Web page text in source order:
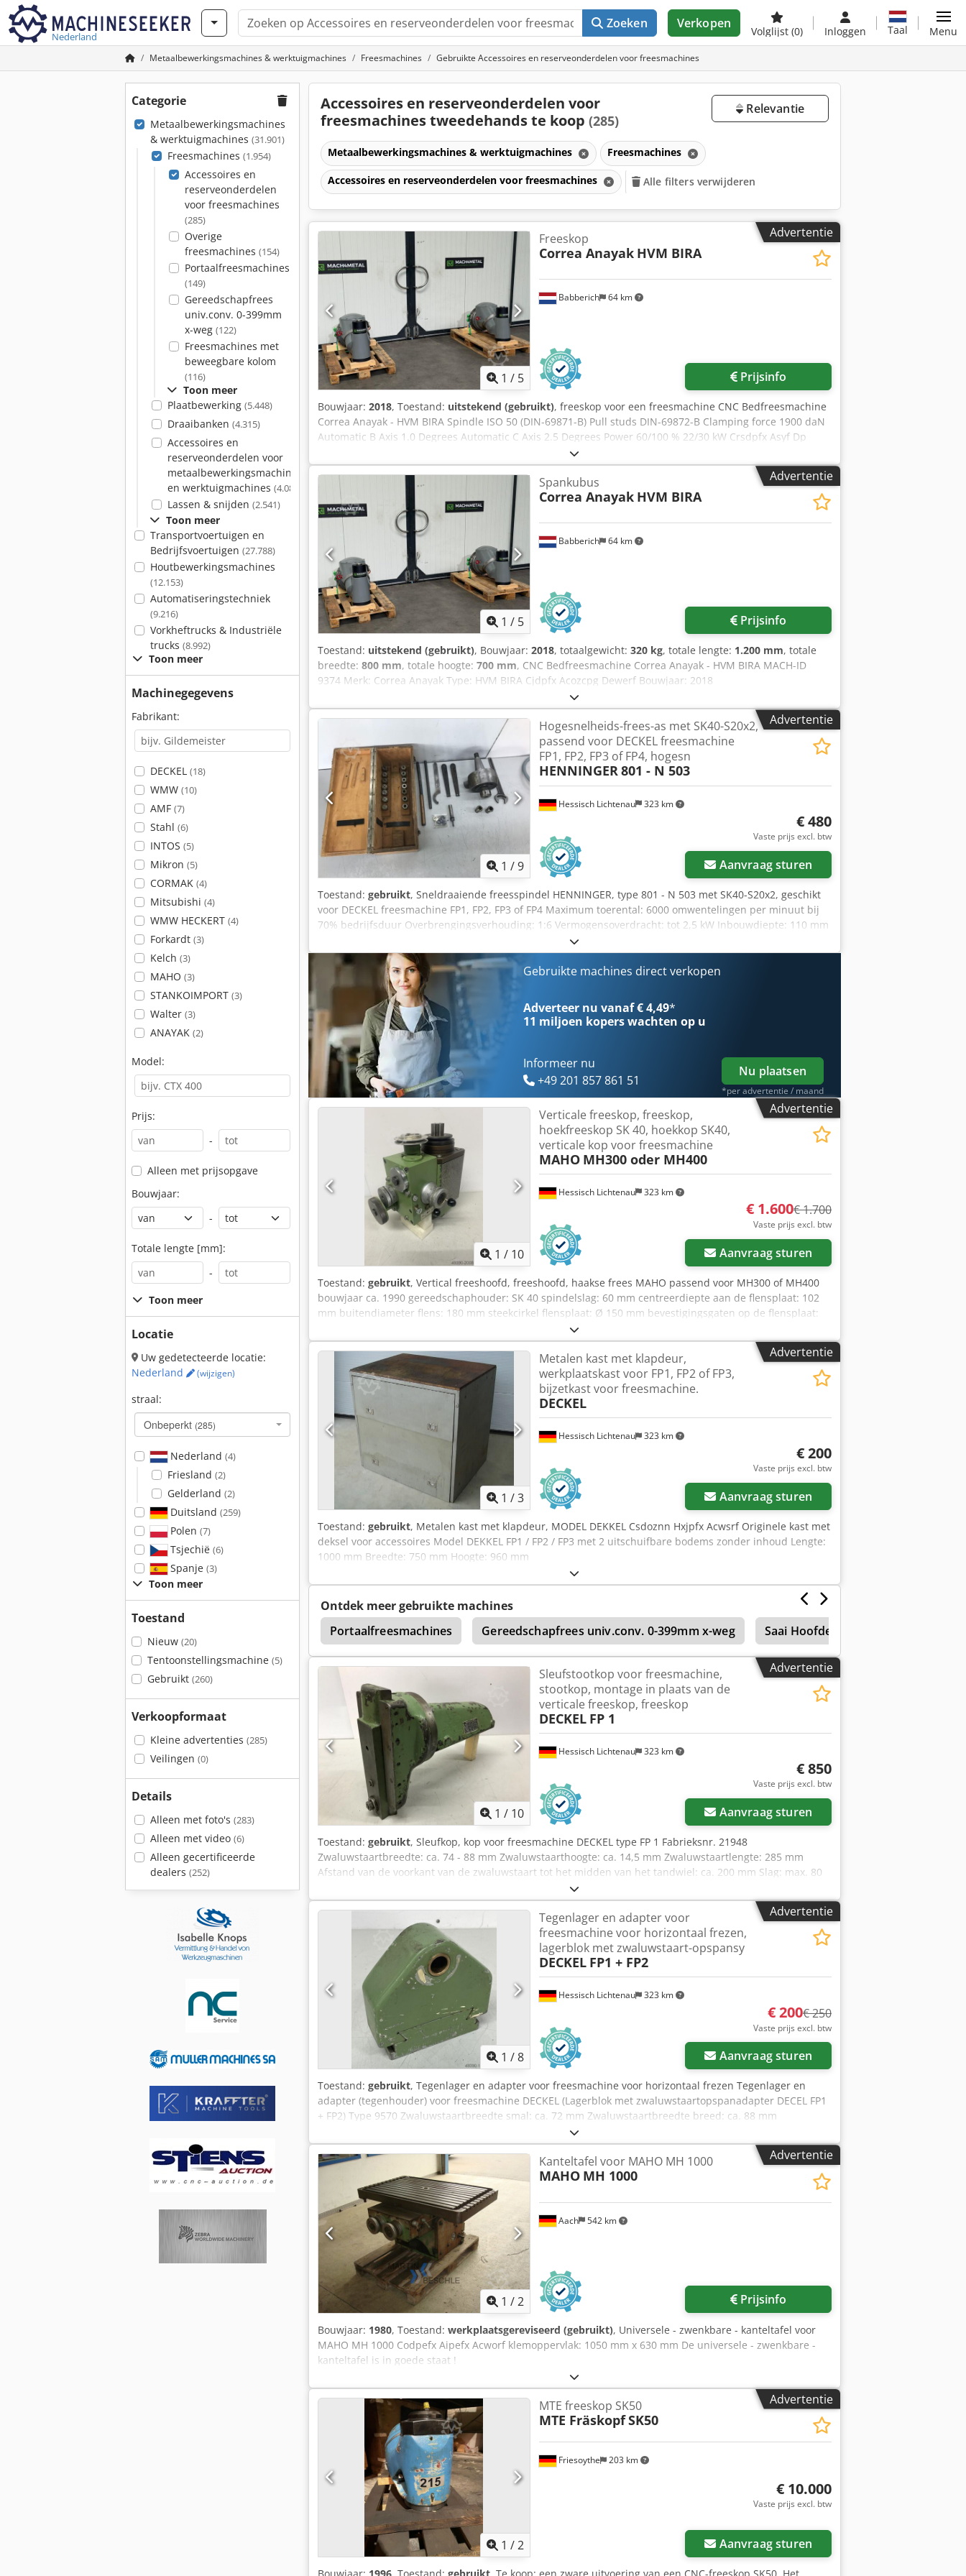
Nederland
Zoeken Verkopen
Volglijst (0) Inloggen Taal Menu
Metaalbewerkingsmachines & werktuigmachines Freesmachines Gebruikte Accessoires en reserveonderdelen voor freesmachines
Categorie
Metaalbewerkingsmachines
& werktuigmachines (31.901)
Freesmachines (1.954)
Accessoires en
reserveonderdelen
voor freesmachines
(285)
Overige
freesmachines (154)
Portaalfreesmachines
(149)
Gereedschapfrees
univ.conv. 0-399mm
x-weg (122)
Freesmachines met
beweegbare kolom
(116)
Toon meer
Plaatbewerking (5.448)
Draaibanken (4.315)
Accessoires en
reserveonderdelen voor
metaalbewerkingsmachines
en werktuigmachines (4.083)
Lassen & snijden (2.541)
Toon meer
Transportvoertuigen en
Bedrijfsvoertuigen (27.788)
Houtbewerkingsmachines
(12.153)
Automatiseringstechniek
(9.216)
Vorkheftrucks & Industriële
trucks (8.992)
Toon meer
Machinegegevens
Fabrikant:
DECKEL (18)
WMW (10)
AMF (7)
Stahl (6)
INTOS (5)
Mikron (5)
CORMAK (4)
Mitsubishi (4)
WMW HECKERT (4)
Forkardt (3)
Kelch (3)
MAHO (3)
STANKOIMPORT (3)
Walter (3)
ANAYAK (2)
Model:
Prijs:
-
Alleen met prijsopgave
Bouwjaar:
-
Totale lengte [mm]:
-
Toon meer
Locatie
Uw gedetecteerde locatie:
Nederland
(wijzigen)
straal:
Onbeperkt (285)
Nederland (4)
Friesland (2)
Gelderland (2)
Duitsland (259)
Polen (7)
Tsjechië (6)
Spanje (3)
Toon meer
Toestand
Nieuw (20)
Tentoonstellingsmachine (5)
Gebruikt (260)
Verkoopformaat
Kleine advertenties (285)
Veilingen (0)
Details
Alleen met foto's (283)
Alleen met video (6)
Alleen gecertificeerde
dealers (252)
Accessoires en reserveonderdelen voor
freesmachines tweedehands te koop (285)
Relevantie
Metaalbewerkingsmachines & werktuigmachines Freesmachines
Accessoires en reserveonderdelen voor freesmachines Alle filters verwijderen
Advertentie
1 / 5
Babberich 64 km
Freeskop
Correa Anayak HVM BIRA
Prijsinfo
Bouwjaar: 2018, Toestand: uitstekend (gebruikt), freeskop voor een freesmachine CNC Bedfreesmachine
Correa Anayak - HVM BIRA Spindle ISO 50 (DIN-69871-B) Pull studs DIN-69872-B Clamping force 1900 daN
Automatic B Axis 1.0 Degrees Automatic C Axis 2.5 Degrees Power 60/100 % 22/30 kW Crsdpfx Asyf Dp
Ejcwof Speeds 60 - 3000 2 Speed Range Automatic lubrication (Air-Oil) Gear; ZykloPalloid, Klingelnberg-
System, HPG-5 Qulaity-6 with DIN3965 Lengte:1200mm Breedte:800mm Hoogte:700mm Gewicht:320kg
Advertentie
1 / 5
Babberich 64 km
Spankubus
Correa Anayak HVM BIRA
Prijsinfo
Toestand: uitstekend (gebruikt), Bouwjaar: 2018, totaalgewicht: 320 kg, totale lengte: 1.200 mm, totale
breedte: 800 mm, totale hoogte: 700 mm, CNC Bedfreesmachine Correa Anayak - HVM BIRA MACH-ID
9374 Merk: Correa Anayak Type: HVM BIRA Cjdpfx Acozcpg Dewerf Bouwjaar: 2018
Advertentie
1 /9
Hessisch Lichtenau 323 km
Hogesnelheids-frees-as met SK40-S20x2,
passend voor DECKEL freesmachine
FP1, FP2, FP3 of FP4, hogesn
HENNINGER801 - N 503
€ 480
Vaste prijs excl. btw
Aanvraag sturen
Toestand: gebruikt, Sneldraaiende freesspindel HENNINGER, type 801 - N 503 met SK40-S20x2, geschikt
voor DECKEL freesmachine FP1, FP2, FP3 of FP4 Maximum toerental: 6000 omwentelingen per minuut bij
70% bedrijfsduur Overbrengingsverhouding: 1:6 Vermogensoverdracht: tot 2,5 kW Inbouwdiepte: 110 mm
(van machine-spindel tot spanmoer) Gereedschapopname: SK 40-S20x2 Spankolommen: Ø 2 / 2,5 / 3 / 3,5 /
4 / 4,5 / 5 / 7 / 8 / 9 / 10 / 11 / 12 / 13 / 14 / 15 / 16 mm in een houten opbergkist De kop is uitgerust met
bronzen tandwielen voor een hoog koppel. Eigen gewicht: 5 kg Totaal gewicht: 9,4 kg in goede staat
Crjdpfx Acofxg T Uewsf
Gebruikte machines direct verkopen
Adverteer nu vanaf € 4,49*
11 miljoen koperswachten op u
Informeer nu
+49 201 857 861 51
Nu plaatsen
*per advertentie / maand
Advertentie
1 / 10
Hessisch Lichtenau 323 km
Verticale freeskop, freeskop,
hoekfreeskop SK 40, hoekkop SK40,
verticale kop voor freesmachine
MAHO MH300 oder MH400
€ 1.600€ 1.700
Vaste prijs excl. btw
Aanvraag sturen
Toestand: gebruikt, Vertical freeshoofd, freeshoofd, haakse frees MAHO passend voor MH300 of MH400
bouwjaar ca. 1990 gereedschaphouder: SK 40 spindelslag: 60 mm centreerdiepte aan de flensplaat: 102
mm buitendiameter flens: 180 mm steekcirkel flensplaat: Ø 150 mm bevestigingsgaten op de flensplaat:
4x Ø 11 mm - spindelaandrijving 0,015 / 0,03 / 0,06 / 0,12 mm/omw - kopaandrijving via as Ø 32 mm met
10 mm spiebaan Csdpexf Ur Nofx Acwjrf - geribbeld stelwiel met schaalverdeling voor spindelslag -
hoekverdeling op de haakse kop 2x 90° Afmetingen L x B x H: 300 x 280 x 300 mm Totaalgewicht: 31,4 kg in
goede staat
Advertentie
1 /3
Hessisch Lichtenau 323 km
Metalen kast met klapdeur,
werkplaatskast voor FP1, FP2 of FP3,
bijzetkast voor freesmachine.
DECKEL
€ 200
Vaste prijs excl. btw
Aanvraag sturen
Toestand: gebruikt, Metalen kast met klapdeur, MODEL DEKKEL Csdoznn Hxjpfx Acwsrf Originele kast met
deksel voor accessoires Model DEKKEL FP1 / FP2 / FP3 met 2 uitschuifbare bodems zonder inhoud Lengte:
1000 mm Breedte: 750 mm Hoogte: 960 mm
Ontdek meer gebruikte machines
Portaalfreesmachines
Gereedschapfrees univ.conv. 0-399mm x-weg Saai Hoofden
Advertentie
1 / 10
Hessisch Lichtenau 323 km
Sleufstootkop voor freesmachine,
stootkop, montage in plaats van de
verticale freeskop, freeskop
DECKEL FP 1
€ 850
Vaste prijs excl. btw
Aanvraag sturen
Toestand: gebruikt, Sleufkop, kop voor freesmachine DECKEL type FP 1 Fabrieksnr. 21948
Zwaluwstaartbreedte: ca. 74 - 88 mm Zwaluwstaarthoogte: ca. 14,5 mm Zwaluwstaartlengte: 285 mm
Afstand van de voorkant van de zwaluwstaart tot het midden van het tandwiel: ca. 200 mm Slag: max. 80
mm Aantal slagen: max. 475 dubbele slagen/min. Gereedschapopname: vierkant, 16 x 16 mm met
klemplaat - Slag instelbaar via excentrische verstelling - Aandrijving vanuit het machine-
overbrengingsmechanisme, binnen de zwaluwstaartgeleiding (zoals bij een normale verticale kop) - Deze
sleufkop wordt in plaats van de normale verticale freeskop in de zwaluwstaartgeleiding geschoven
Crjdpfoznn Hrox Acwsf (Montage in plaats van de verticale freeskop, freeskop) - Aandrijftandwiel in de
sleufkop, 39 tanden, tandwielbreedte 15 mm, waarschijnlijk 15° in grijphoek - Sleufkop is 360° draaibaar
op de flensplaat, gradenverdeling +/- 35° - Kleine uitbraakplek op de behuizing Gewicht: 28,5 kg DECKEL
FP1 heeft een in grijphoek van 15° op het aandrijfwiel. DECKEL FP2 + FP3 hebben een in grijphoek van 20°
op het aandrijfwiel.
Advertentie
1 /8
Hessisch Lichtenau 323 km
Tegenlager en adapter voor
freesmachine voor horizontaal frezen,
lagerblok met zwaluwstaart-opspansy
DECKEL FP1 + FP2
€ 200€ 250
Vaste prijs excl. btw
Aanvraag sturen
Toestand: gebruikt, Tegenlager en adapter voor freesmachine voor horizontaal frezen Tegenlager en
adapter (tegenhouder) voor freesmachine DECKEL (Lagerblok met zwaluwstaartopspanadapter DECEL FP1
+ FP2) Type 9570 Zwaluwstaartbreedte smal: ca. 72 mm Zwaluwstaartbreedte breed: ca. 88 mm
Zwaluwstaarthoogte: ca. 15 mm Crsdexcbl Djpfx Acwsf Lengte (lagerblok): 133 mm Breedte (lagerblok): 50
mm Totale hoogte (lagerblok): 105 mm Lagerboring: Ø 17 mm (met bronzen lagerbus) Hartafstand boring
tot zwaluwstaart-opname: ca. 82,5 mm (tophoogte) - Adapter passend op de zwaluwstaart en opspanvlak,
verhoging met 22,5 mm tot tophoogte 105 mm Totale lengte (zwaluwstaartgeleider): 635 mm Gewicht: 3,8
kg in zeer goede staat
Advertentie
1 /2
Aach 542 km
Kanteltafel voor MAHO MH 1000
MAHO MH 1000
Prijsinfo
Bouwjaar: 1980, Toestand: werkplaatsgereviseerd (gebruikt), Universele - zwenkbare - kanteltafel voor
MAHO MH 1000 Codpefx Aipefx Acworf klemoppervlak: 1050 mm x 630 mm De universele - zwenkbare -
kanteltafel is in goede staat !
Advertentie
Vraag meer foto's aan
1 /2
Friesoythe 203 km
MTE freeskop SK50
MTE FräskopfSK50
€ 10.000
Vaste prijs excl. btw
Aanvraag sturen
Bouwjaar: 1996 , Toestand: gebruikt , Te koop: een zware uitvoering van een CNC-freeskop SK50. Het